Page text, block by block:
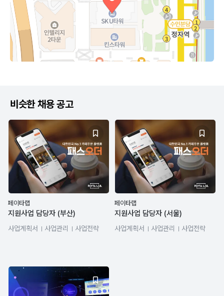
비슷한 채용 공고
페이타랩
지원사업 담당자 (부산)
사업계획서 사업관리
사업전략
페이타랩
지원사업 담당자 (서울)
사업계획서 사업관리
사업전략